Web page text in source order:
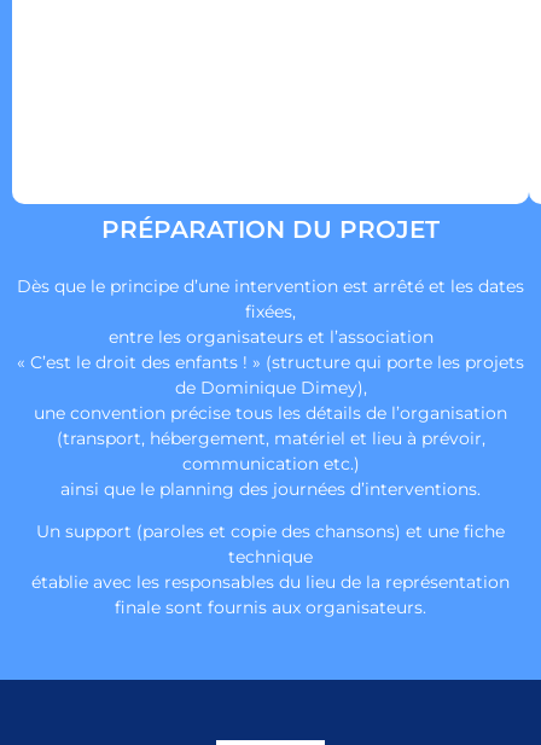
PRÉPARATION DU PROJET
Dès que le principe d’une intervention est arrêté et les dates
fixées,
entre les organisateurs et l’association
« C’est le droit des enfants ! » (structure qui porte les projets
de Dominique Dimey),
une convention précise tous les détails de l’organisation
(transport, hébergement, matériel et lieu à prévoir,
communication etc.)
ainsi que le planning des journées d’interventions.
Un support (paroles et copie des chansons) et une fiche
technique
établie avec les responsables du lieu de la représentation
finale sont fournis aux organisateurs.